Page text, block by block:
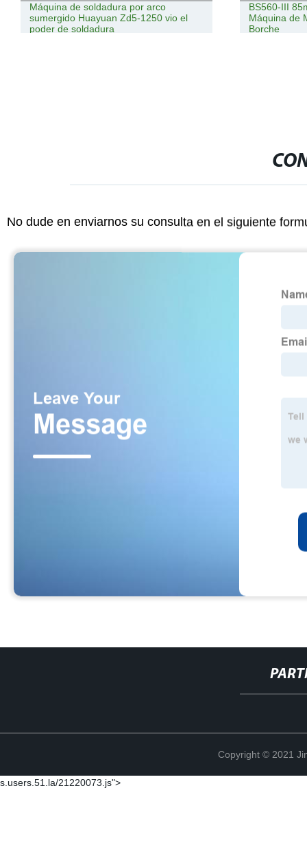
Máquina de soldadura por arco
sumergido Huayuan Zd5-1250 vio el
poder de soldadura
BS560-III
Máquina de
Borche
No dude en enviarnos su consulta en el siguiente
Copyright © 2021
s.users.51.la/21220073.js">